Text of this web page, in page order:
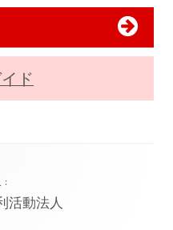
ド
活動法人